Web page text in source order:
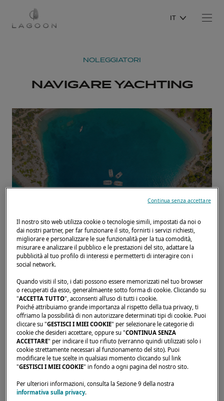
IT
NOLEGGIATORI
NAVIGARE YACHTING
Home page Noleggiatori NAVIGARE YACHTING AB
Il nostro sito web utilizza cookie o tecnologie simili, impostati da noi o
dai nostri partner, per far funzionare il sito, fornirti i servizi richiesti,
migliorare e personalizzare le sue funzionalità per la tua comodità,
misurare e analizzare il pubblico e le prestazioni del sito, adattare la
pubblicità al tuo profilo di interessi e permetterti di interagire con i
social network.
Quando visiti il sito, i dati possono essere memorizzati nel tuo browser
o recuperati da esso, generalmaente sotto forma di cookie. Cliccando su
"ACCETTA TUTTO", acconsenti all’uso di tutti i cookie.
Poiché attribuiamo grande importanza al rispetto della tua privacy, ti
offriamo la possibilità di non autorizzare determinati tipi di cookie. Puoi
cliccare su "GESTISCI I MIEI COOKIE" per selezionare le categorie di
cookie che desideri accettare, oppure su "CONTINUA SENZA
ACCETTARE" per indicare il tuo rifiuto (verranno quindi utilizzati solo i
cookie strettamente necessari al funzionamento del sito). Puoi
modificare le tue scelte in qualsiasi momento cliccando sul link
"GESTISCI I MIEI COOKIE" in fondo a ogni pagina del nostro sito.
Per ulteriori informazioni, consulta la Sezione 9 della nostra
informativa sulla privacy.
Continua senza accettare